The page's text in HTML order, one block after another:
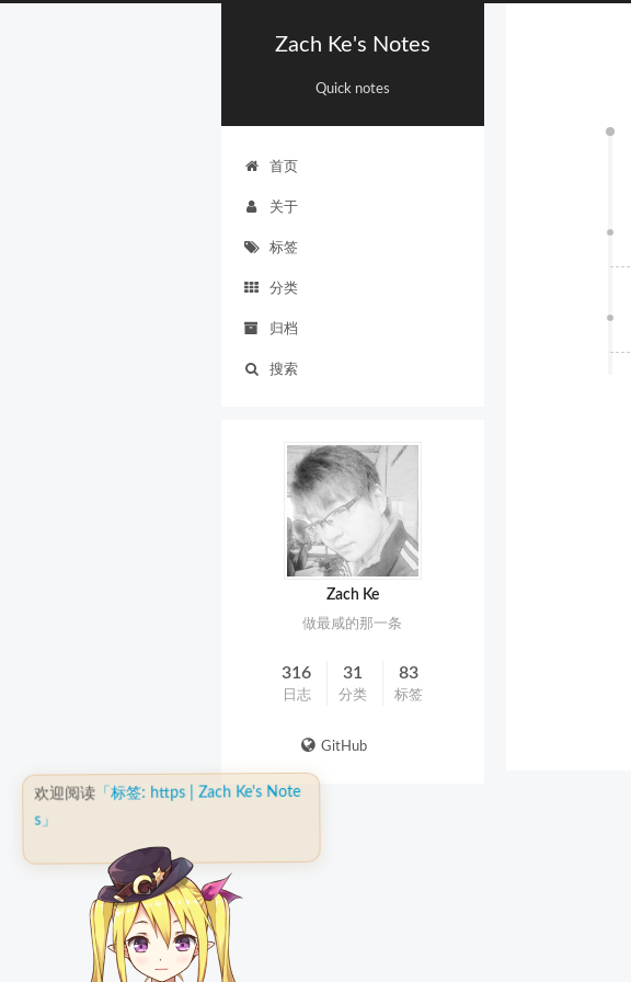
Zach Ke's Notes
Quick notes
首页
关于
标签
分类
归档
搜索
Zach Ke
做最咸的那一条
316
日志
31
分类
83
标签
GitHub
欢迎阅读 「标签: https | Zach Ke's Note
s」